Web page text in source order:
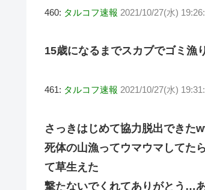
460: タルコフ速報 2021/10/27(水)
15歳になるまでスカブでゴミ漁
461: タルコフ速報 2021/10/27(水)
さっきはじめて協力脱出できた
死体の山漁ってウマウマしてた
て草生えた
撃たないでくれてありがとう…